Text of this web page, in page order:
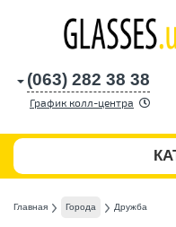
(063) 282 38 38
График колл-центра
Главная Города Дружба